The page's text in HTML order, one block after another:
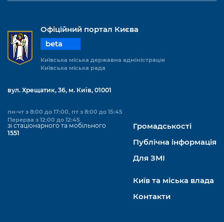
Офіційний портал Києва
beta
Київська міська державна адміністрація
Київська міська рада
вул. Хрещатик, 36, м. Київ, 01001
пн-чт з 8:00 до 17:00, пт з 8:00 до 15:45
Перерва з 12:00 до 12:45
зі стаціонарного та мобільного
1551
Громадськості
Публічна інформація
Для ЗМІ
Київ та міська влада
Контакти